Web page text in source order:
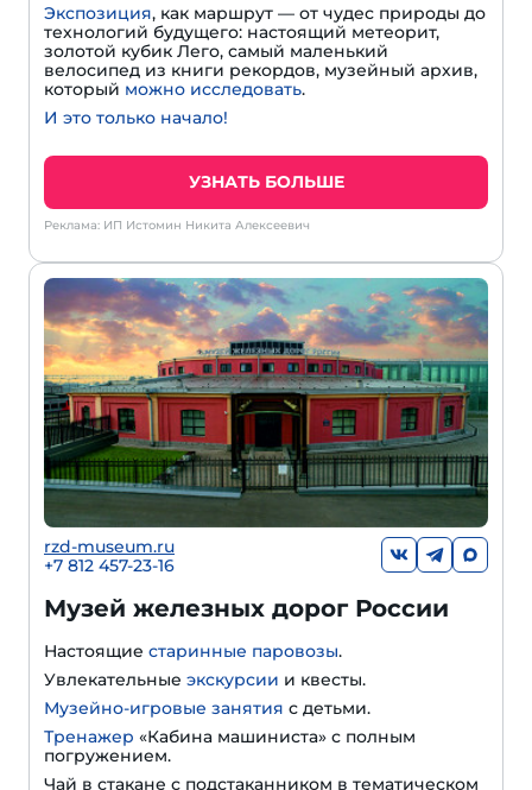
Экспозиция, как маршрут — от чудес природы до
технологий будущего: настоящий метеорит,
золотой кубик Лего, самый маленький
велосипед из книги рекордов, музейный архив,
который можно исследовать.
И это только начало!
УЗНАТЬ БОЛЬШЕ
Реклама: ИП Истомин Никита Алексеевич
rzd-museum.ru
+7 812 457-23-16
Музей железных дорог России
Настоящие старинные паровозы.
Увлекательные экскурсии и квесты.
Музейно-игровые занятия с детьми.
Тренажер «Кабина машиниста» с полным
погружением.
Чай в стакане с подстаканником в тематическом